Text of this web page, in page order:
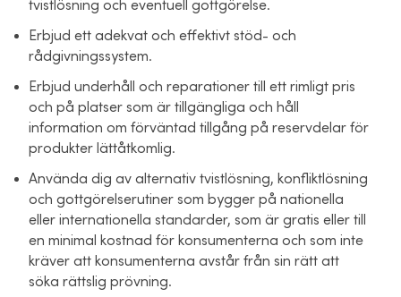
tvistlösning och eventuell gottgörelse.
Erbjud ett adekvat och effektivt stöd- och
rådgivningssystem.
Erbjud underhåll och reparationer till ett rimligt pris
och på platser som är tillgängliga och håll
information om förväntad tillgång på reservdelar för
produkter lättåtkomlig.
Använda dig av alternativ tvistlösning, konfliktlösning
och gottgörelserutiner som bygger på nationella
eller internationella standarder, som är gratis eller till
en minimal kostnad för konsumenterna och som inte
kräver att konsumenterna avstår från sin rätt att
söka rättslig prövning.